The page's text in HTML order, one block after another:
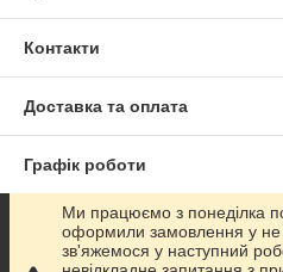
Контакти
Доставка та оплата
Графік роботи
Повна версія сайту
Ми працюємо з понеділка
оформили замовлення у
зв'яжемося у наступний